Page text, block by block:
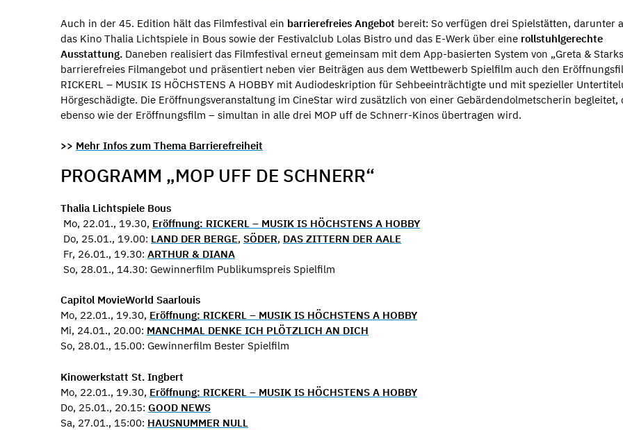
Auch in der 45. Edition hält das Filmfestival ein barrierefreies Angebot bereit: So verfügen drei Spielstätten, darunter
das Kino Thalia Lichtspiele in Bous sowie der Festivalclub Lolas Bistro und das E-Werk über eine rollstuhlgerechte
Ausstattung. Daneben realisiert das Filmfestival erneut gemeinsam mit dem App-basierten System von „Greta &
barrierefreies Filmangebot und präsentiert neben vier Beiträgen aus dem Wettbewerb Spielfilm auch den
RICKERL – MUSIK IS HÖCHSTENS A HOBBY mit Audiodeskription für Sehbeeinträchtigte und mit spezieller
Hörgeschädigte. Die Eröffnungsveranstaltung im CineStar wird zusätzlich von einer Gebärdendolmetscherin begleitet,
ebenso wie der Eröffnungsfilm – simultan in alle drei MOP uff de Schnerr-Kinos übertragen wird.
>> Mehr Infos zum Thema Barrierefreiheit
PROGRAMM „MOP UFF DE SCHNERR“
Thalia Lichtspiele Bous
Mo, 22.01., 19.30, Eröffnung: RICKERL – MUSIK IS HÖCHSTENS A HOBBY
Do, 25.01., 19.00: LAND DER BERGE, SÖDER, DAS ZITTERN DER AALE
Fr, 26.01., 19.30: ARTHUR & DIANA
So, 28.01., 14.30: Gewinnerfilm Publikumspreis Spielfilm
Capitol MovieWorld Saarlouis
Mo, 22.01., 19.30, Eröffnung: RICKERL – MUSIK IS HÖCHSTENS A HOBBY
Mi, 24.01., 20.00: MANCHMAL DENKE ICH PLÖTZLICH AN DICH
So, 28.01., 15.00: Gewinnerfilm Bester Spielfilm
Kinowerkstatt St. Ingbert
Mo, 22.01., 19.30, Eröffnung: RICKERL – MUSIK IS HÖCHSTENS A HOBBY
Do, 25.01., 20.15: GOOD NEWS
Sa, 27.01., 15:00: HAUSNUMMER NULL